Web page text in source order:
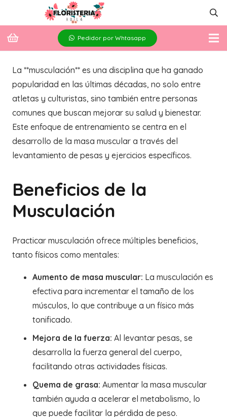
Pedidor por Whtasapp
La **musculación** es una disciplina que ha ganado
popularidad en las últimas décadas, no solo entre
atletas y culturistas, sino también entre personas
comunes que buscan mejorar su salud y bienestar.
Este enfoque de entrenamiento se centra en el
desarrollo de la masa muscular a través del
levantamiento de pesas y ejercicios específicos.
Beneficios de la
Musculación
Practicar musculación ofrece múltiples beneficios,
tanto físicos como mentales:
Aumento de masa muscular: La musculación es
efectiva para incrementar el tamaño de los
músculos, lo que contribuye a un físico más
tonificado.
Mejora de la fuerza: Al levantar pesas, se
desarrolla la fuerza general del cuerpo,
facilitando otras actividades físicas.
Quema de grasa: Aumentar la masa muscular
también ayuda a acelerar el metabolismo, lo
que puede facilitar la pérdida de peso.